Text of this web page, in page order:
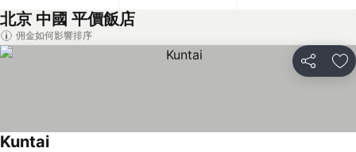
北京 中國 平價飯店
佣金如何影響排序
分享 加
Kuntai